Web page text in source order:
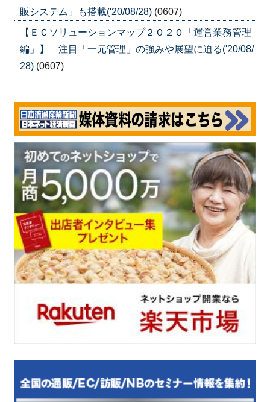
販システム」も搭載('20/08/28) (0607)
【ＥＣソリューションマップ２０２０「運営業務管理
編」】 注目「一元管理」の強みや展望に迫る('20/08/
28) (0607)